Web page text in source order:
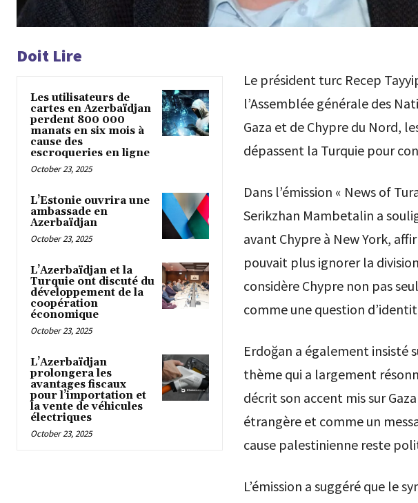
Doit Lire
Les utilisateurs de
cartes en Azerbaïdjan
perdent 800 000
manats en six mois à
cause des
escroqueries en ligne
October 23, 2025
L’Estonie ouvrira une
ambassade en
Azerbaïdjan
October 23, 2025
L’Azerbaïdjan et la
Turquie ont discuté du
développement de la
coopération
économique
October 23, 2025
L’Azerbaïdjan
prolongera les
avantages fiscaux
pour l’importation et
la vente de véhicules
électriques
October 23, 2025
Le président turc Recep
l’Assemblée générale des
Gaza et de Chypre du Nord,
dépassent la Turquie pour
Dans l’émission « News of
Serikzhan Mambetalin a
avant Chypre à New York,
pouvait plus ignorer la
considère Chypre non pas
comme une question
Erdoğan a également insisté
thème qui a largement
décrit son accent mis sur
étrangère et comme un
cause palestinienne reste
L’émission a suggéré que le